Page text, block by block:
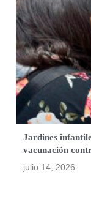
Jardines
vacunación
julio 14, 2026